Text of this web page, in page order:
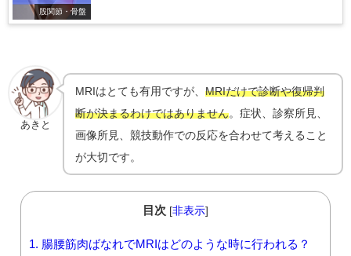
股関節・骨盤
あきと
MRIはとても有用ですが、MRIだけで診断や復帰判
断が決まるわけではありません。症状、診察所見、
画像所見、競技動作での反応を合わせて考えること
が大切です。
目次 [非表示]
1.
腸腰筋肉ばなれでMRIはどのような時に行われる？